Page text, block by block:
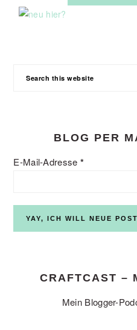
BLOG PER
E-Mail-Adresse *
CRAFTCAST –
Mein Blogger-